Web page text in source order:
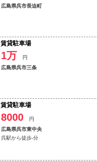
広島県呉市長迫町
賃貸駐車場
1万
円
広島県呉市三条
賃貸駐車場
8000
円
広島県呉市東中央
呉駅から徒歩-分